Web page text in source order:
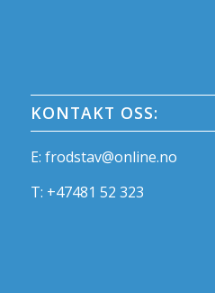
KONTAKT OSS:
E: frodstav@online.no
T: +47481 52 323